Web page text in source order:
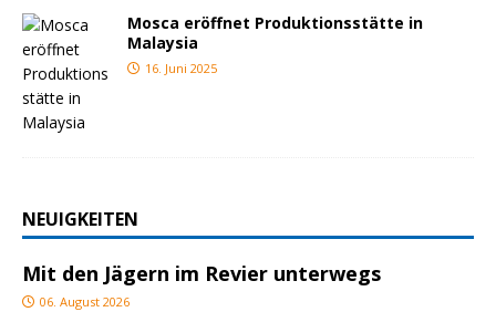
Mosca eröffnet Produktionsstätte in
Malaysia
16. Juni 2025
NEUIGKEITEN
Mit den Jägern im Revier unterwegs
06. August 2026